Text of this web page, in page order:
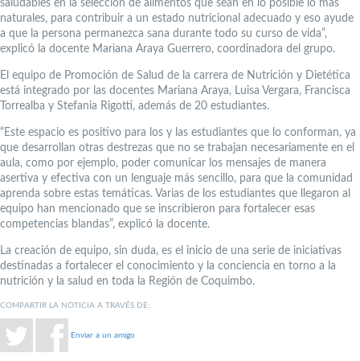
saludables en la selección de alimentos que sean en lo posible lo más
naturales, para contribuir a un estado nutricional adecuado y eso ayude
a que la persona permanezca sana durante todo su curso de vida”,
explicó la docente Mariana Araya Guerrero, coordinadora del grupo.
El equipo de Promoción de Salud de la carrera de Nutrición y Dietética
está integrado por las docentes Mariana Araya, Luisa Vergara, Francisca
Torrealba y Stefania Rigotti, además de 20 estudiantes.
“Este espacio es positivo para los y las estudiantes que lo conforman, ya
que desarrollan otras destrezas que no se trabajan necesariamente en el
aula, como por ejemplo, poder comunicar los mensajes de manera
asertiva y efectiva con un lenguaje más sencillo, para que la comunidad
aprenda sobre estas temáticas. Varias de los estudiantes que llegaron al
equipo han mencionado que se inscribieron para fortalecer esas
competencias blandas”, explicó la docente.
La creación de equipo, sin duda, es el inicio de una serie de iniciativas
destinadas a fortalecer el conocimiento y la conciencia en torno a la
nutrición y la salud en toda la Región de Coquimbo.
COMPARTIR LA NOTICIA A TRAVÉS DE:
Enviar a un amigo